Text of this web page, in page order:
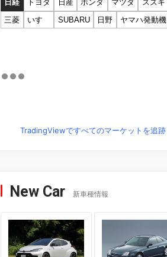
日経 トヨタ 日産 ホンダ マツダ
スズキ
三菱
いすゞ SUBARU 日野 ヤマハ発動機
TradingViewですべてのマーケットを追跡
New Car 新車種情報